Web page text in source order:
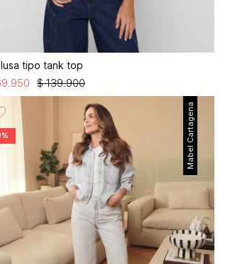
tipo tank top
$ 139.900
.950
Mabel Cartagena